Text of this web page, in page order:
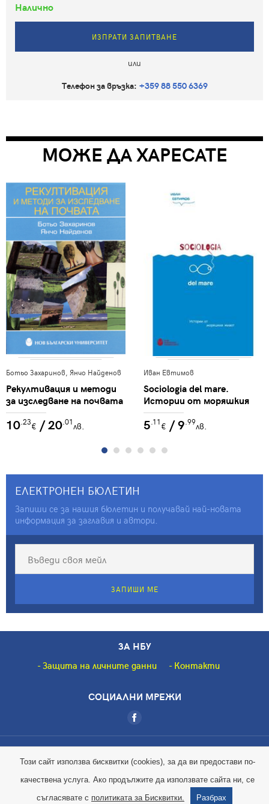
Налично
ИЗПРАТИ ЗАПИТВАНЕ
или
Телефон за връзка: +359 88 550 6369
МОЖЕ ДА ХАРЕСАТЕ
Ботьо Захаринов, Янчо Найденов
Рекултивация и методи
за изследване на почвата
10.23€ / 20.01лв.
Иван Евтимов
Sociologia del mare.
Истории от моряшкия
живот
5.11€ / 9.99лв.
ЕЛЕКТРОНЕН БЮЛЕТИН
Запиши се за нашия бюлетин и получавай най-новата
информация за заглавия и автори.
ЗАПИШИ МЕ
ЗА НБУ
Защита на личните данни Контакти
СОЦИАЛНИ МРЕЖИ
Този сайт използва бисквитки (cookies), за да ви предостави по-
качествена услуга. Ако продължите да използвате сайта ни, се
съгласявате с политиката за Бисквитки. Разбрах